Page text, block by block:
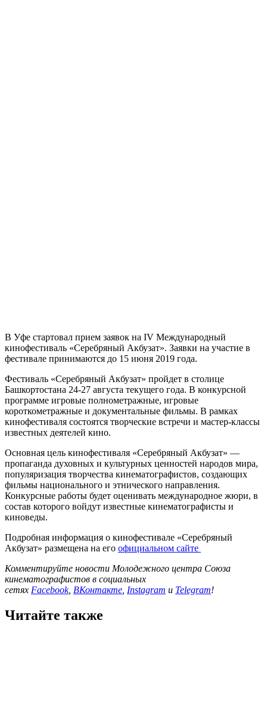
В Уфе стартовал прием заявок на IV Международный
кинофестиваль «Серебряный Акбузат». Заявки на участие в
фестивале принимаются до 15 июня 2019 года.
Фестиваль «Серебряный Акбузат» пройдет в столице
Башкортостана 24-27 августа текущего года. В конкурсной
программе игровые полнометражные, игровые
короткометражные и документальные фильмы. В рамках
кинофестиваля состоятся творческие встречи и мастер-классы
известных деятелей кино.
Основная цель кинофестиваля «Серебряный Акбузат» —
пропаганда духовных и культурных ценностей народов мира,
популяризация творчества кинематографистов, создающих
фильмы национального и этнического направления.
Конкурсные работы будет оценивать международное жюри, в
состав которого войдут известные кинематографисты и
киноведы.
Подробная информация о кинофестивале «Серебряный
Акбузат» размещена на его официальном сайте
Комментируйте новости Молодежного центра Союза
кинематографистов в социальных
сетях Facebook, ВКонтакте Instagram и Telegram!
Читайте также